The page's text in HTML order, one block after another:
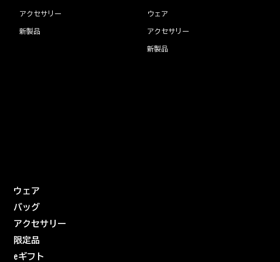
アクセサリー
新製品
ウェア
アクセサリー
新製品
ウェア
バッグ
アクセサリー
限定品
eギフト